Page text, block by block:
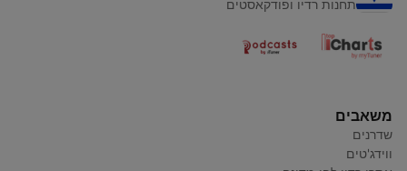
תחנות רדיו ופודקאסטים
משאבים
שדרנים
ווידג'טים